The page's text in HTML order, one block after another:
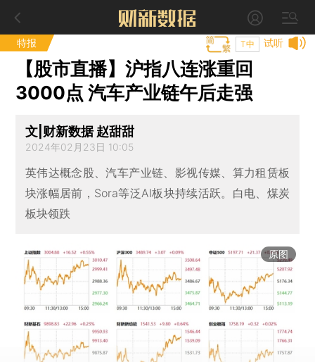
特报 试听
T中
【股市直播】沪指八连涨重回
3000点 汽车产业链午后走强
文|财新数据 赵甜甜
2024年02月23日 10:05
英伟达概念股、汽车产业链、影视传媒、算力租赁板
块涨幅居前，Sora等泛AI板块持续活跃。白电、煤炭
板块领跌
原图